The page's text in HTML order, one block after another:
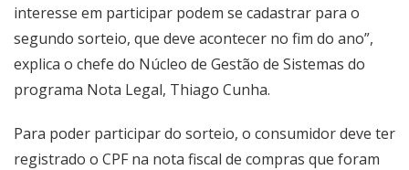
interesse em participar podem se cadastrar para o
segundo sorteio, que deve acontecer no fim do ano”,
explica o chefe do Núcleo de Gestão de Sistemas do
programa Nota Legal, Thiago Cunha.
Para poder participar do sorteio, o consumidor deve ter
registrado o CPF na nota fiscal de compras que foram